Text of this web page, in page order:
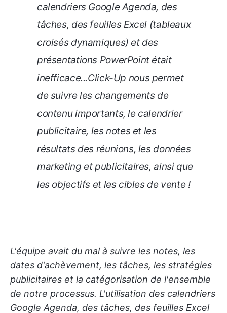
calendriers Google Agenda, des
tâches, des feuilles Excel (tableaux
croisés dynamiques) et des
présentations PowerPoint était
inefficace...Click-Up nous permet
de suivre les changements de
contenu importants, le calendrier
publicitaire, les notes et les
résultats des réunions, les données
marketing et publicitaires, ainsi que
les objectifs et les cibles de vente !
L'équipe avait du mal à suivre les notes, les
dates d'achèvement, les tâches, les stratégies
publicitaires et la catégorisation de l'ensemble
de notre processus. L'utilisation des calendriers
Google Agenda, des tâches, des feuilles Excel